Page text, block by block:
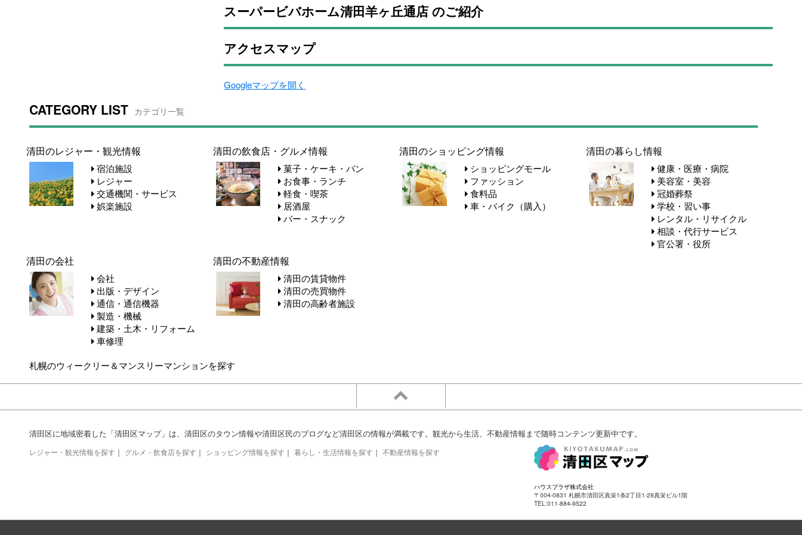
スーパービバホーム清田羊ヶ丘通店 のご紹介
アクセスマップ
Googleマップを開く
CATEGORY LIST カテゴリ一覧
清田のレジャー・観光情報
宿泊施設
レジャー
交通機関・サービス
娯楽施設
清田の飲食店・グルメ情報
菓子・ケーキ・パン
お食事・ランチ
軽食・喫茶
居酒屋
バー・スナック
清田のショッピング情報
ショッピングモール
ファッション
食料品
車・バイク（購入）
清田の暮らし情報
健康・医療・病院
美容室・美容
冠婚葬祭
学校・習い事
レンタル・リサイクル
相談・代行サービス
官公署・役所
清田の会社
会社
出版・デザイン
通信・通信機器
製造・機械
建築・土木・リフォーム
車修理
清田の不動産情報
清田の賃貸物件
清田の売買物件
清田の高齢者施設
札幌のウィークリー＆マンスリーマンションを探す
清田区に地域密着した「清田区マップ」は、清田区のタウン情報や清田区民のブログなど清田区の情報が満載です。観光から生活、不動産情報まで随時コンテンツ更新中です。
レジャー・観光情報を探す ｜ グルメ・飲食店を探す ｜ ショッピング情報を探す ｜ 暮らし・生活情報を探す ｜ 不動産情報を探す
ハウスプラザ株式会社
〒004-0831 札幌市清田区真栄1条2丁目1-28真栄ビル1階
TEL:011-884-9522